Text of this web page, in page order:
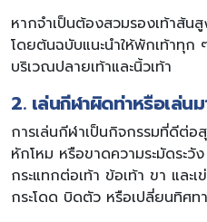
หากจำเป็นต้องสวมรองเท้าส้นสู
โดยต้นฉบับแนะนำให้พักเท้าทุก
บริเวณปลายเท้าและนิ้วเท้า
2. เล่นกีฬาผิดท่าหรือเล่นม
การเล่นกีฬาเป็นกิจกรรมที่ดีต่
หักโหม หรือขาดความระมัดระวั
กระแทกต่อเท้า ข้อเท้า ขา และ
กระโดด บิดตัว หรือเปลี่ยนทิศท